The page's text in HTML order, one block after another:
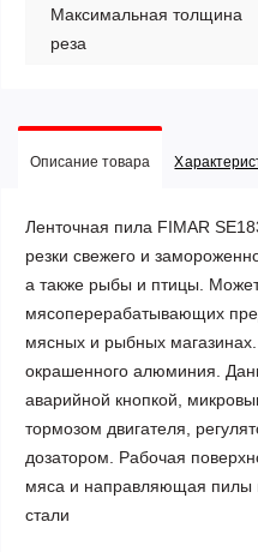
Максимальная толщина
реза
Описание товара
Ленточная пила FIMAR
резки свежего и
а также рыбы и птицы.
мясоперерабатывающих
мясных и рыбных магазинах.
окрашенного алюминия.
аварийной кнопкой,
тормозом двигателя,
дозатором. Рабочая
мяса и направляющая пилы
стали